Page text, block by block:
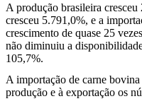
A produção brasileira
cresceu 5.791,0%, e a
crescimento de quase 25
não diminuiu a
105,7%.
A importação de carne
produção e à exportação os